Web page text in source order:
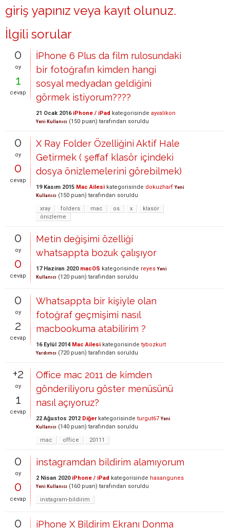
giriş yapınız veya kayıt olunuz.
İlgili sorular
0
oy
1
cevap
İPhone 6 Plus da film rulosundaki
bir fotoğrafın kimden hangi
sosyal medyadan geldiğini
görmek istiyorum????
21 Ocak 2016 iPhone / iPad kategorisinde ayvalikon
Yeni Kullanıcı (150 puan) tarafından soruldu
0
oy
0
cevap
X Ray Folder Özelliğini Aktif Hale
Getirmek ( şeffaf klasör içindeki
dosya önizlemelerini görebilmek)
19 Kasım 2015 Mac Ailesi kategorisinde dokuzharf Yeni
Kullanıcı (150 puan) tarafından soruldu
xray
folders mac os x
klasör
önizleme
0
oy
0
cevap
Metin değişimi özelliği
whatsappta bozuk çalışıyor
17 Haziran 2020 macOS kategorisinde reyes Yeni
Kullanıcı (120 puan) tarafından soruldu
0
oy
2
cevap
Whatsappta bir kişiyle olan
fotoğraf geçmişimi nasıl
macbookuma atabilirim ?
16 Eylül 2014 Mac Ailesi kategorisinde tybozkurt
Yardımcı (720 puan) tarafından soruldu
+2
oy
1
cevap
Office mac 2011 de kimden
gönderiliyoru göster menüsünü
nasıl açıyoruz?
22 Ağustos 2012 Diğerkategorisinde turgut67 Yeni
Kullanıcı (140 puan) tarafından soruldu
mac
office 20111
0
oy
0
cevap
instagramdan bildirim alamıyorum
2 Nisan 2020 iPhone / iPad kategorisinde hasangunes
Yeni Kullanıcı (160 puan) tarafından soruldu
instagram-bildirim
0
iPhone X Bildirim Ekranı Donma